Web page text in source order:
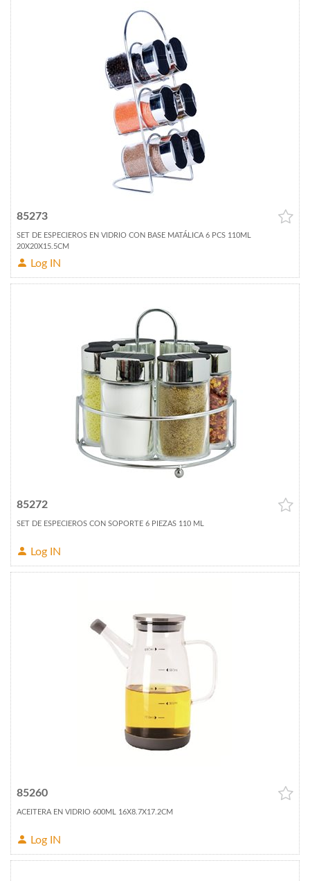
85273
SET DE ESPECIEROS EN VIDRIO CON BASE MATÁLICA 6 PCS 110ML
20X20X15.5CM
Log IN
85272
SET DE ESPECIEROS CON SOPORTE 6 PIEZAS 110 ML
Log IN
85260
ACEITERA EN VIDRIO 600ML 16X8.7X17.2CM
Log IN